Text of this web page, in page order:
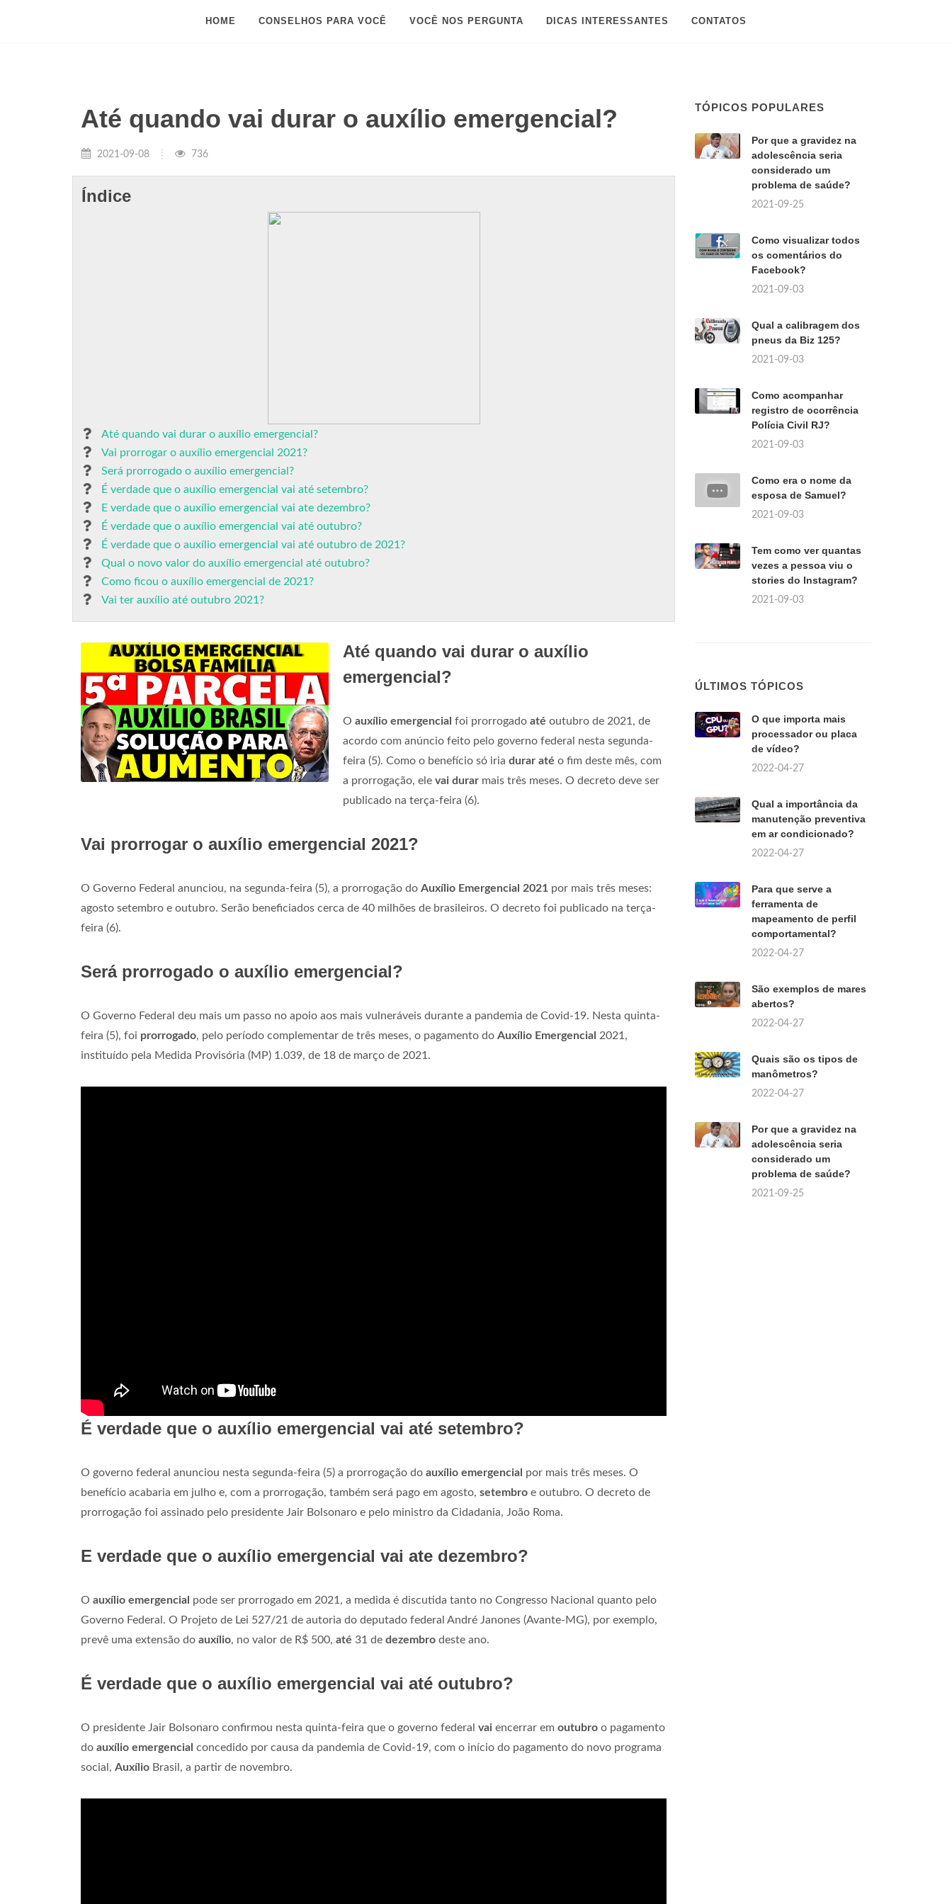
HOME CONSELHOS PARA VOCÊ VOCÊ NOS PERGUNTA DICAS INTERESSANTES CONTATOS
Até quando vai durar o auxílio emergencial?
2021-09-08 736
Índice
Até quando vai durar o auxílio emergencial?
Vai prorrogar o auxílio emergencial 2021?
Será prorrogado o auxílio emergencial?
É verdade que o auxílio emergencial vai até setembro?
E verdade que o auxílio emergencial vai ate dezembro?
É verdade que o auxílio emergencial vai até outubro?
É verdade que o auxílio emergencial vai até outubro de 2021?
Qual o novo valor do auxílio emergencial até outubro?
Como ficou o auxílio emergencial de 2021?
Vai ter auxílio até outubro 2021?
Até quando vai durar o auxílio
emergencial?
O auxílio emergencial foi prorrogado até outubro de 2021, de
acordo com anúncio feito pelo governo federal nesta segunda-
feira (5). Como o benefício só iria durar até o fim deste mês, com
a prorrogação, ele vai durar mais três meses. O decreto deve ser
publicado na terça-feira (6).
Vai prorrogar o auxílio emergencial 2021?
O Governo Federal anunciou, na segunda-feira (5), a prorrogação do Auxílio Emergencial 2021 por mais três meses:
agosto setembro e outubro. Serão beneficiados cerca de 40 milhões de brasileiros. O decreto foi publicado na terça-
feira (6).
Será prorrogado o auxílio emergencial?
O Governo Federal deu mais um passo no apoio aos mais vulneráveis durante a pandemia de Covid-19. Nesta quinta-
feira (5), foi prorrogado, pelo período complementar de três meses, o pagamento do Auxílio Emergencial 2021,
instituído pela Medida Provisória (MP) 1.039, de 18 de março de 2021.
É verdade que o auxílio emergencial vai até setembro?
O governo federal anunciou nesta segunda-feira (5) a prorrogação do auxílio emergencial por mais três meses. O
benefício acabaria em julho e, com a prorrogação, também será pago em agosto, setembro e outubro. O decreto de
prorrogação foi assinado pelo presidente Jair Bolsonaro e pelo ministro da Cidadania, João Roma.
E verdade que o auxílio emergencial vai ate dezembro?
O auxílio emergencial pode ser prorrogado em 2021, a medida é discutida tanto no Congresso Nacional quanto pelo
Governo Federal. O Projeto de Lei 527/21 de autoria do deputado federal André Janones (Avante-MG), por exemplo,
prevê uma extensão do auxílio, no valor de R$ 500, até 31 de dezembro deste ano.
É verdade que o auxílio emergencial vai até outubro?
O presidente Jair Bolsonaro confirmou nesta quinta-feira que o governo federal vai encerrar em outubro o pagamento
do auxílio emergencial concedido por causa da pandemia de Covid-19, com o início do pagamento do novo programa
social, Auxílio Brasil, a partir de novembro.
TÓPICOS POPULARES
Por que a gravidez na
adolescência seria
considerado um
problema de saúde?
2021-09-25
Como visualizar todos
os comentários do
Facebook?
2021-09-03
Qual a calibragem dos
pneus da Biz 125?
2021-09-03
Como acompanhar
registro de ocorrência
Polícia Civil RJ?
2021-09-03
Como era o nome da
esposa de Samuel?
2021-09-03
Tem como ver quantas
vezes a pessoa viu o
stories do Instagram?
2021-09-03
ÚLTIMOS TÓPICOS
O que importa mais
processador ou placa
de vídeo?
2022-04-27
Qual a importância da
manutenção preventiva
em ar condicionado?
2022-04-27
Para que serve a
ferramenta de
mapeamento de perfil
comportamental?
2022-04-27
São exemplos de mares
abertos?
2022-04-27
Quais são os tipos de
manômetros?
2022-04-27
Por que a gravidez na
adolescência seria
considerado um
problema de saúde?
2021-09-25